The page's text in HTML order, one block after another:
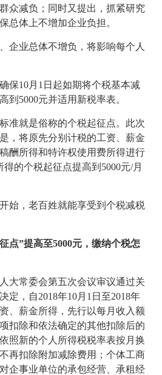
众减负；同时又提出，抓紧研究
总体上不增加企业负担。
企业总体不增负，将影响每个人
保10月1日起如期将个税基本减
到5000元并适用新税率表。
准就是俗称的个税起征点。此次
，将原先分别计税的工资、薪金
酬所得和特许权使用费所得进行
的个税起征点提高到5000元/月
始，老百姓就能享受到个税减税
点”提高至5000元，缴纳个税怎
大常委会第五次会议审议通过关
定，自2018年10月1日至2018年
、薪金所得，先行以每月收入额
扣除和依法确定的其他扣除后的
照新的个人所得税税率表按月换
再扣除附加减除费用；个体工商
企事业单位的承包经营、承租经